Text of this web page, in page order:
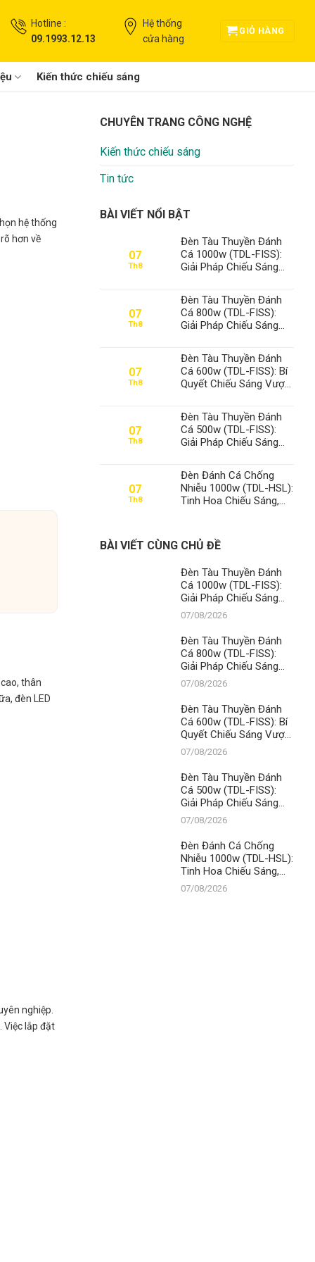
Hotline :
09.1993.12.13
Hệ thống
cửa hàng
GIỎ HÀNG
Kiến thức chiếu sáng
hệ thống
hơn về
thân
đèn LED
nghiệp.
Việc lắp đặt
CHUYÊN TRANG CÔNG NGHỆ
Kiến thức chiếu sáng
Tin tức
BÀI VIẾT NỔI BẬT
07
Th8
Đèn Tàu Thuyền Đánh
Cá 1000w (TDL-FISS):
Giải Pháp Chiếu Sáng
Thế Số 1 Thanh Đạt LED
07
Th8
Đèn Tàu Thuyền Đánh
Cá 800w (TDL-FISS):
Giải Pháp Chiếu Sáng
Thế Số 1 Thanh Đạt LED
07
Th8
Đèn Tàu Thuyền Đánh
Cá 600w (TDL-FISS): Bí
Quyết Chiếu Sáng Vượt
Số 1 Thanh Đạt LED
07
Th8
Đèn Tàu Thuyền Đánh
Cá 500w (TDL-FISS):
Giải Pháp Chiếu Sáng
Thế Số 1 Thanh Đạt LED
07
Th8
Đèn Đánh Cá Chống
Nhiễu 1000w (TDL-HSL):
Tinh Hoa Chiếu Sáng,
BÀI VIẾT CÙNG CHỦ ĐỀ
Đèn Tàu Thuyền Đánh
Cá 1000w (TDL-FISS):
Giải Pháp Chiếu Sáng
Đỉnh Cao, Khẳng Định Vị
Thế Số 1 Thanh Đạt LED
07/08/2026
Đèn Tàu Thuyền Đánh
Cá 800w (TDL-FISS):
Giải Pháp Chiếu Sáng
Đỉnh Cao, Khẳng Định Vị
Thế Số 1 Thanh Đạt LED
07/08/2026
Đèn Tàu Thuyền Đánh
Cá 600w (TDL-FISS): Bí
Quyết Chiếu Sáng Vượt
Trội, Khẳng Định Vị Thế
Số 1 Thanh Đạt LED
07/08/2026
Đèn Tàu Thuyền Đánh
Cá 500w (TDL-FISS):
Giải Pháp Chiếu Sáng
Tối Ưu, Khẳng Định Vị
Thế Số 1 Thanh Đạt LED
07/08/2026
Đèn Đánh Cá Chống
Nhiễu 1000w (TDL-HSL):
Tinh Hoa Chiếu Sáng,
Khẳng Định Vị Thế Số 1
Thanh Đạt LED
07/08/2026